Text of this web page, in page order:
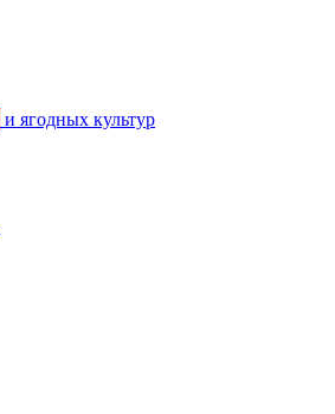
и ягодных культур